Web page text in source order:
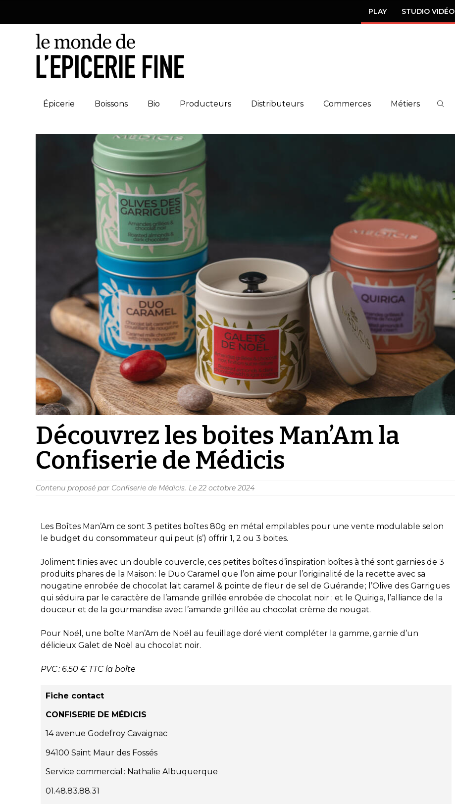
PLAY STUDIO VIDÉO
Épicerie Boissons Bio Producteurs Distributeurs Commerces Métiers
Découvrez les boites Man’Am la
Confiserie de Médicis
Contenu proposé par Confiserie de Médicis. Le 22 octobre 2024
Les Boîtes Man’Am ce sont 3 petites boîtes 80g en métal empilables pour une vente modulable selon
le budget du consommateur qui peut (s’) offrir 1, 2 ou 3 boites.
Joliment finies avec un double couvercle, ces petites boîtes d’inspiration boîtes à thé sont garnies de 3
produits phares de la Maison : le Duo Caramel que l’on aime pour l’originalité de la recette avec sa
nougatine enrobée de chocolat lait caramel & pointe de fleur de sel de Guérande ; l’Olive des Garrigues
qui séduira par le caractère de l’amande grillée enrobée de chocolat noir ; et le Quiriga, l’alliance de la
douceur et de la gourmandise avec l’amande grillée au chocolat crème de nougat.
Pour Noël, une boîte Man’Am de Noël au feuillage doré vient compléter la gamme, garnie d’un
délicieux Galet de Noël au chocolat noir.
PVC : 6.50 € TTC la boîte
Fiche contact
CONFISERIE DE MÉDICIS
14 avenue Godefroy Cavaignac
94100 Saint Maur des Fossés
Service commercial : Nathalie Albuquerque
01.48.83.88.31